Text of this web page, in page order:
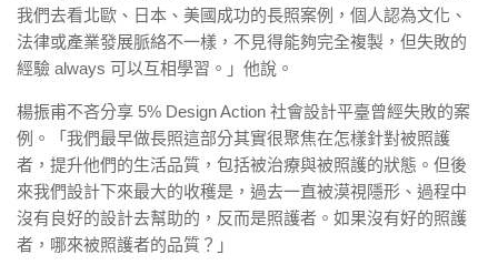
我們去看北歐、日本、美國成功的長照案例，個人認為文化、
法律或產業發展脈絡不一樣，不見得能夠完全複製，但失敗的
經驗 always 可以互相學習。」他說。
楊振甫不吝分享 5% Design Action 社會設計平臺曾經失敗的案
例。「我們最早做長照這部分其實很聚焦在怎樣針對被照護
者，提升他們的生活品質，包括被治療與被照護的狀態。但後
來我們設計下來最大的收穫是，過去一直被漠視隱形、過程中
沒有良好的設計去幫助的，反而是照護者。如果沒有好的照護
者，哪來被照護者的品質？」